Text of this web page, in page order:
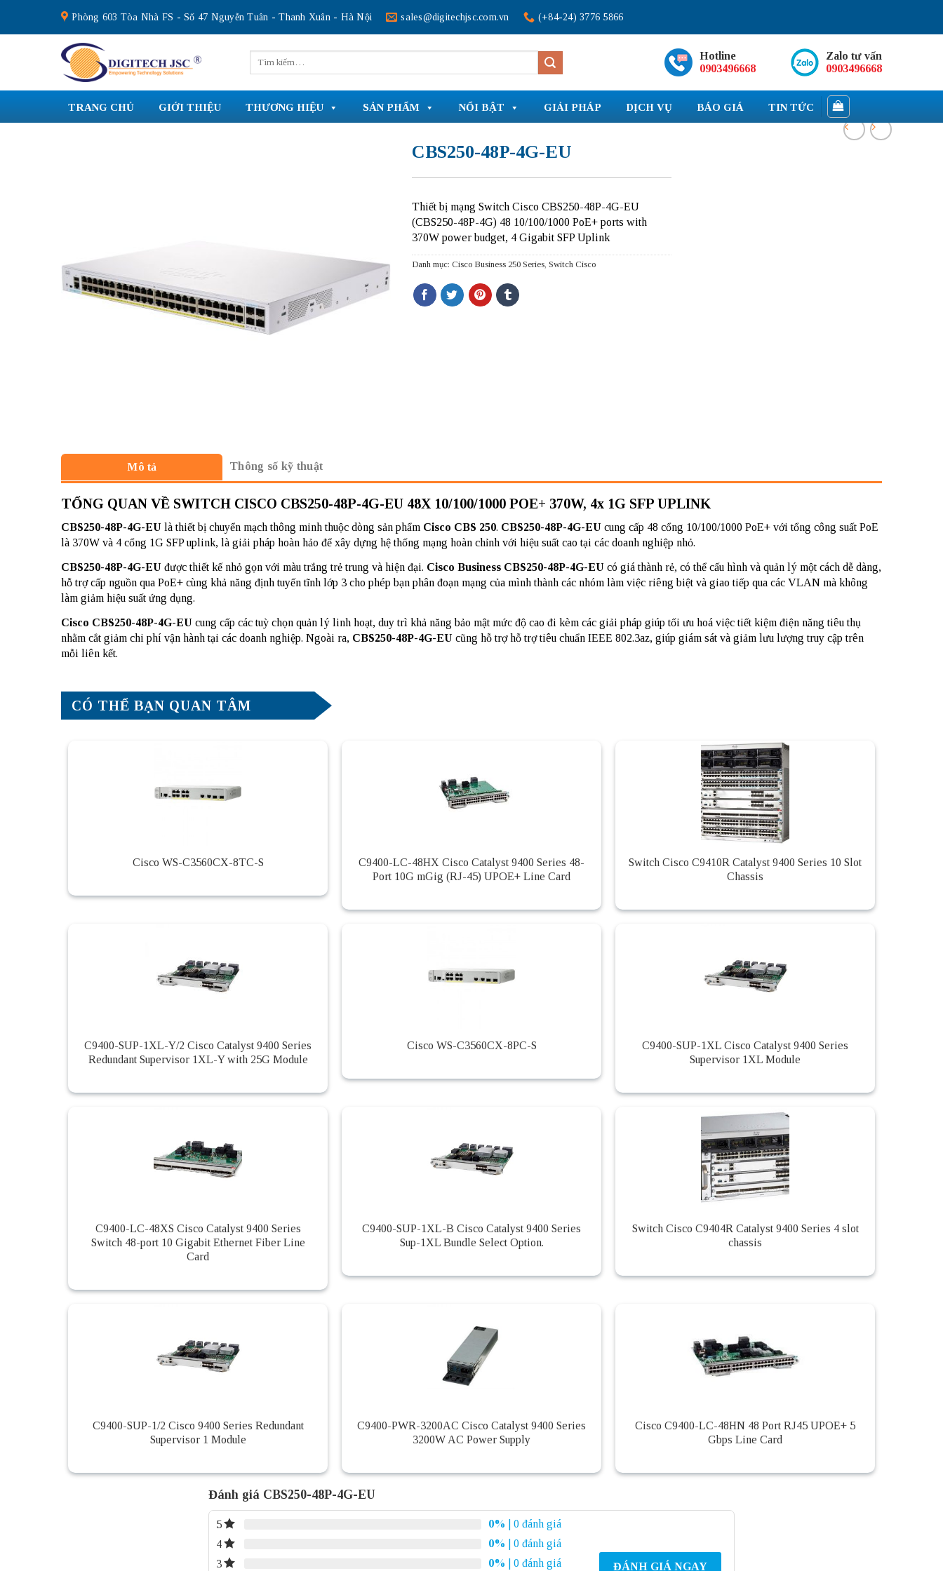
content
Phòng 603 Tòa Nhà FS - Số 47 Nguyễn Tuân - Thanh Xuân - Hà Nội sales@digitechjsc.com.vn (+84-24) 3776 5866
kiếm:
Hotline
0903496668
Zalo tư vấn
0903496668
TRANG CHỦ GIỚI THIỆU THƯƠNG HIỆU SẢN PHẨM NỔI BẬT GIẢI PHÁP DỊCH VỤ BÁO GIÁ TIN TỨC
CBS250-48P-4G-EU
Thiết bị mạng Switch Cisco CBS250-48P-4G-EU
(CBS250-48P-4G) 48 10/100/1000 PoE+ ports with
370W power budget, 4 Gigabit SFP Uplink
Danh mục: Cisco Business 250 Series, Switch Cisco
Mô tả Thông số kỹ thuật
TỔNG QUAN VỀ SWITCH CISCO CBS250-48P-4G-EU 48X 10/100/1000 POE+ 370W, 4x 1G SFP UPLINK
CBS250-48P-4G-EU là thiết bị chuyển mạch thông minh thuộc dòng sản phẩm Cisco CBS 250. CBS250-48P-4G-EU cung cấp 48 cổng 10/100/1000 PoE+ với tổng công suất PoE
là 370W và 4 cổng 1G SFP uplink, là giải pháp hoàn hảo để xây dựng hệ thống mạng hoàn chỉnh với hiệu suất cao tại các doanh nghiệp nhỏ.
CBS250-48P-4G-EU được thiết kế nhỏ gọn với màu trắng trẻ trung và hiện đại. Cisco Business CBS250-48P-4G-EU có giá thành rẻ, có thể cấu hình và quản lý một cách dễ dàng,
hỗ trợ cấp nguồn qua PoE+ cùng khả năng định tuyến tĩnh lớp 3 cho phép bạn phân đoạn mạng của mình thành các nhóm làm việc riêng biệt và giao tiếp qua các VLAN mà không
làm giảm hiệu suất ứng dụng.
Cisco CBS250-48P-4G-EU cung cấp các tuỳ chọn quản lý linh hoạt, duy trì khả năng bảo mật mức độ cao đi kèm các giải pháp giúp tối ưu hoá việc tiết kiệm điện năng tiêu thụ
nhằm cắt giảm chi phí vận hành tại các doanh nghiệp. Ngoài ra, CBS250-48P-4G-EU cũng hỗ trợ hỗ trợ tiêu chuẩn IEEE 802.3az, giúp giám sát và giảm lưu lượng truy cập trên
mỗi liên kết.
CÓ THỂ BẠN QUAN TÂM
Cisco WS-C3560CX-8TC-S
C9400-LC-48HX Cisco Catalyst 9400 Series 48-
Port 10G mGig (RJ-45) UPOE+ Line Card
Switch Cisco C9410R Catalyst 9400 Series 10 Slot
Chassis
C9400-SUP-1XL-Y/2 Cisco Catalyst 9400 Series
Redundant Supervisor 1XL-Y with 25G Module
Cisco WS-C3560CX-8PC-S
C9400-SUP-1XL Cisco Catalyst 9400 Series
Supervisor 1XL Module
C9400-LC-48XS Cisco Catalyst 9400 Series
Switch 48-port 10 Gigabit Ethernet Fiber Line
Card
C9400-SUP-1XL-B Cisco Catalyst 9400 Series
Sup-1XL Bundle Select Option.
Switch Cisco C9404R Catalyst 9400 Series 4 slot
chassis
C9400-SUP-1/2 Cisco 9400 Series Redundant
Supervisor 1 Module
C9400-PWR-3200AC Cisco Catalyst 9400 Series
3200W AC Power Supply
Cisco C9400-LC-48HN 48 Port RJ45 UPOE+ 5
Gbps Line Card
Đánh giá CBS250-48P-4G-EU
5 0%
| 0 đánh giá
4
0%
| 0 đánh giá
3
0% | 0 đánh giá ĐÁNH GIÁ NGAY